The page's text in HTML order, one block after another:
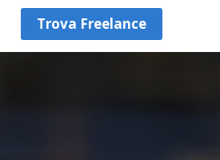
Trova Freelance